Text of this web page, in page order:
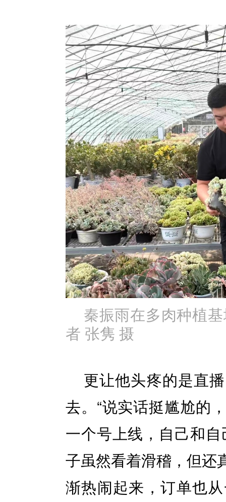
秦振雨在多肉种植
者 张隽 摄
更让他头疼的是直
去。“说实话挺尴尬的
一个号上线，自己和
子虽然看着滑稽，但还
渐热闹起来，订单也